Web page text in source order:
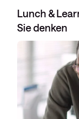
Lunch &
Sie denken